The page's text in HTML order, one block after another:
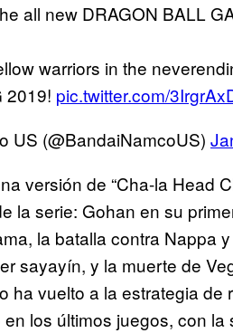
all new DRAGON BALL
warriors in the
2019! pic.twitter.com/
US (@BandaiNamcoUS)
versión de “Cha-la Head
la serie: Gohan en su
la batalla contra Nappa
sayayín, y la muerte de
ha vuelto a la estrategia de
los últimos juegos, con la